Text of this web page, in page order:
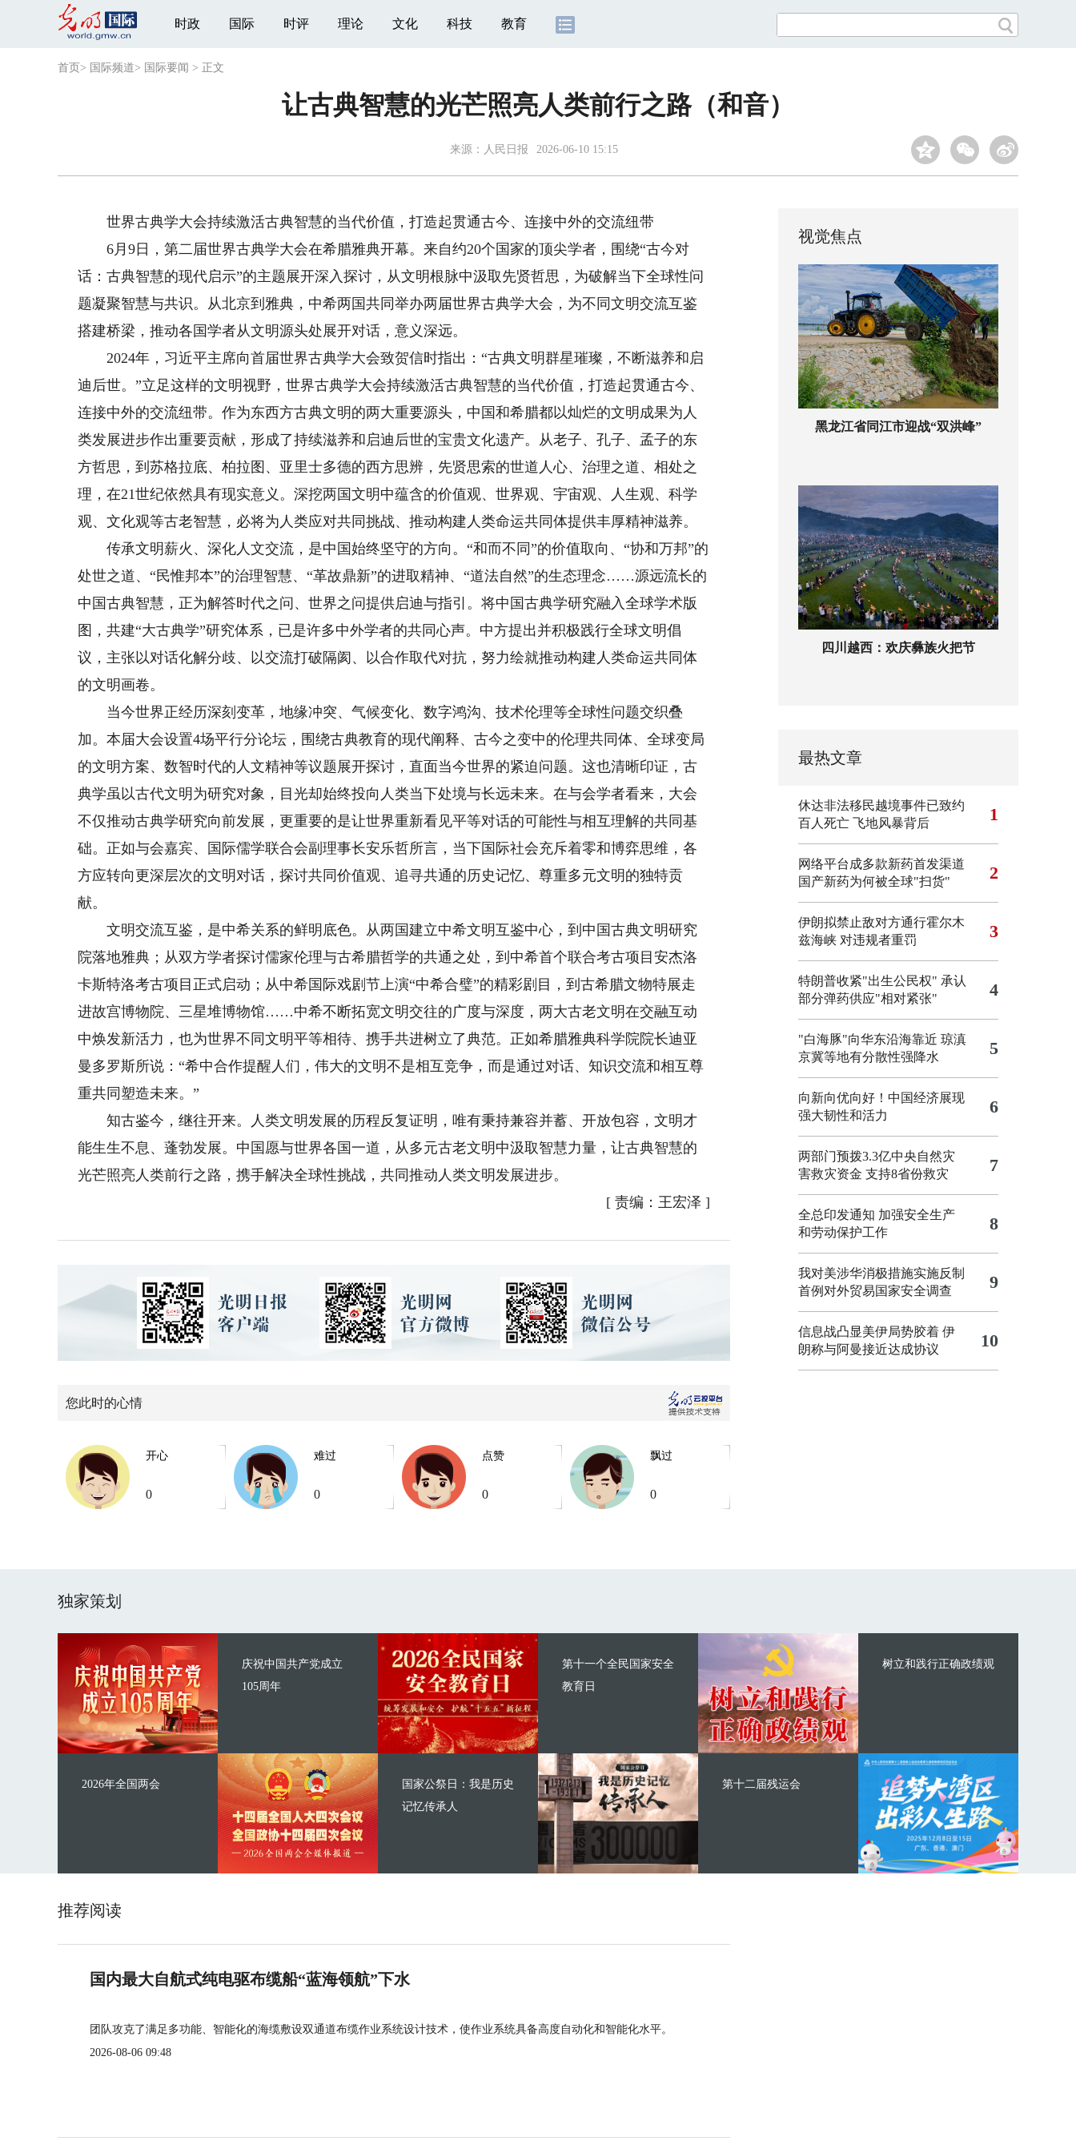
时政 国际 时评 理论 文化 科技 教育
首页 > 国际频道> 国际要闻 > 正文
让古典智慧的光芒照亮人类前行之路（和音）
来源： 人民日报 2026-06-10 15:15
世界古典学大会持续激活古典智慧的当代价值，打造起贯通古今、连接中外的交流纽带
6月9日，第二届世界古典学大会在希腊雅典开幕。来自约20个国家的顶尖学者，围绕“古今对
话：古典智慧的现代启示”的主题展开深入探讨，从文明根脉中汲取先贤哲思，为破解当下全球性问
题凝聚智慧与共识。从北京到雅典，中希两国共同举办两届世界古典学大会，为不同文明交流互鉴
搭建桥梁，推动各国学者从文明源头处展开对话，意义深远。
2024年，习近平主席向首届世界古典学大会致贺信时指出：“古典文明群星璀璨，不断滋养和启
迪后世。”立足这样的文明视野，世界古典学大会持续激活古典智慧的当代价值，打造起贯通古今、
连接中外的交流纽带。作为东西方古典文明的两大重要源头，中国和希腊都以灿烂的文明成果为人
类发展进步作出重要贡献，形成了持续滋养和启迪后世的宝贵文化遗产。从老子、孔子、孟子的东
方哲思，到苏格拉底、柏拉图、亚里士多德的西方思辨，先贤思索的世道人心、治理之道、相处之
理，在21世纪依然具有现实意义。深挖两国文明中蕴含的价值观、世界观、宇宙观、人生观、科学
观、文化观等古老智慧，必将为人类应对共同挑战、推动构建人类命运共同体提供丰厚精神滋养。
传承文明薪火、深化人文交流，是中国始终坚守的方向。“和而不同”的价值取向、“协和万邦”的
处世之道、“民惟邦本”的治理智慧、“革故鼎新”的进取精神、“道法自然”的生态理念……源远流长的
中国古典智慧，正为解答时代之问、世界之问提供启迪与指引。将中国古典学研究融入全球学术版
图，共建“大古典学”研究体系，已是许多中外学者的共同心声。中方提出并积极践行全球文明倡
议，主张以对话化解分歧、以交流打破隔阂、以合作取代对抗，努力绘就推动构建人类命运共同体
的文明画卷。
当今世界正经历深刻变革，地缘冲突、气候变化、数字鸿沟、技术伦理等全球性问题交织叠
加。本届大会设置4场平行分论坛，围绕古典教育的现代阐释、古今之变中的伦理共同体、全球变局
的文明方案、数智时代的人文精神等议题展开探讨，直面当今世界的紧迫问题。这也清晰印证，古
典学虽以古代文明为研究对象，目光却始终投向人类当下处境与长远未来。在与会学者看来，大会
不仅推动古典学研究向前发展，更重要的是让世界重新看见平等对话的可能性与相互理解的共同基
础。正如与会嘉宾、国际儒学联合会副理事长安乐哲所言，当下国际社会充斥着零和博弈思维，各
方应转向更深层次的文明对话，探讨共同价值观、追寻共通的历史记忆、尊重多元文明的独特贡
献。
文明交流互鉴，是中希关系的鲜明底色。从两国建立中希文明互鉴中心，到中国古典文明研究
院落地雅典；从双方学者探讨儒家伦理与古希腊哲学的共通之处，到中希首个联合考古项目安杰洛
卡斯特洛考古项目正式启动；从中希国际戏剧节上演“中希合璧”的精彩剧目，到古希腊文物特展走
进故宫博物院、三星堆博物馆……中希不断拓宽文明交往的广度与深度，两大古老文明在交融互动
中焕发新活力，也为世界不同文明平等相待、携手共进树立了典范。正如希腊雅典科学院院长迪亚
曼多罗斯所说：“希中合作提醒人们，伟大的文明不是相互竞争，而是通过对话、知识交流和相互尊
重共同塑造未来。”
知古鉴今，继往开来。人类文明发展的历程反复证明，唯有秉持兼容并蓄、开放包容，文明才
能生生不息、蓬勃发展。中国愿与世界各国一道，从多元古老文明中汲取智慧力量，让古典智慧的
光芒照亮人类前行之路，携手解决全球性挑战，共同推动人类文明发展进步。
[ 责编：王宏泽 ]
您此时的心情
开心
0
难过
0
点赞
0
飘过
0
视觉焦点
黑龙江省同江市迎战“双洪峰”
四川越西：欢庆彝族火把节
最热文章
休达非法移民越境事件已致约
百人死亡 飞地风暴背后 1
网络平台成多款新药首发渠道
国产新药为何被全球"扫货"
2
伊朗拟禁止敌对方通行霍尔木
兹海峡 对违规者重罚
3
特朗普收紧"出生公民权" 承认
部分弹药供应"相对紧张"
4
"白海豚"向华东沿海靠近 琼滇
京冀等地有分散性强降水
5
向新向优向好！中国经济展现
强大韧性和活力
6
两部门预拨3.3亿中央自然灾
害救灾资金 支持8省份救灾
7
全总印发通知 加强安全生产
和劳动保护工作
8
我对美涉华消极措施实施反制
首例对外贸易国家安全调查
9
信息战凸显美伊局势胶着 伊
朗称与阿曼接近达成协议
10
独家策划
庆祝中国共产党成立
105周年
2026年全国两会
第十一个全民国家安全
教育日
国家公祭日：我是历史
记忆传承人
树立和践行正确政绩观
第十二届残运会
推荐阅读
国内最大自航式纯电驱布缆船“蓝海领航”下水
团队攻克了满足多功能、智能化的海缆敷设双通道布缆作业系统设计技术，使作业系统具备高度自动化和智能化水平。
2026-08-06 09:48